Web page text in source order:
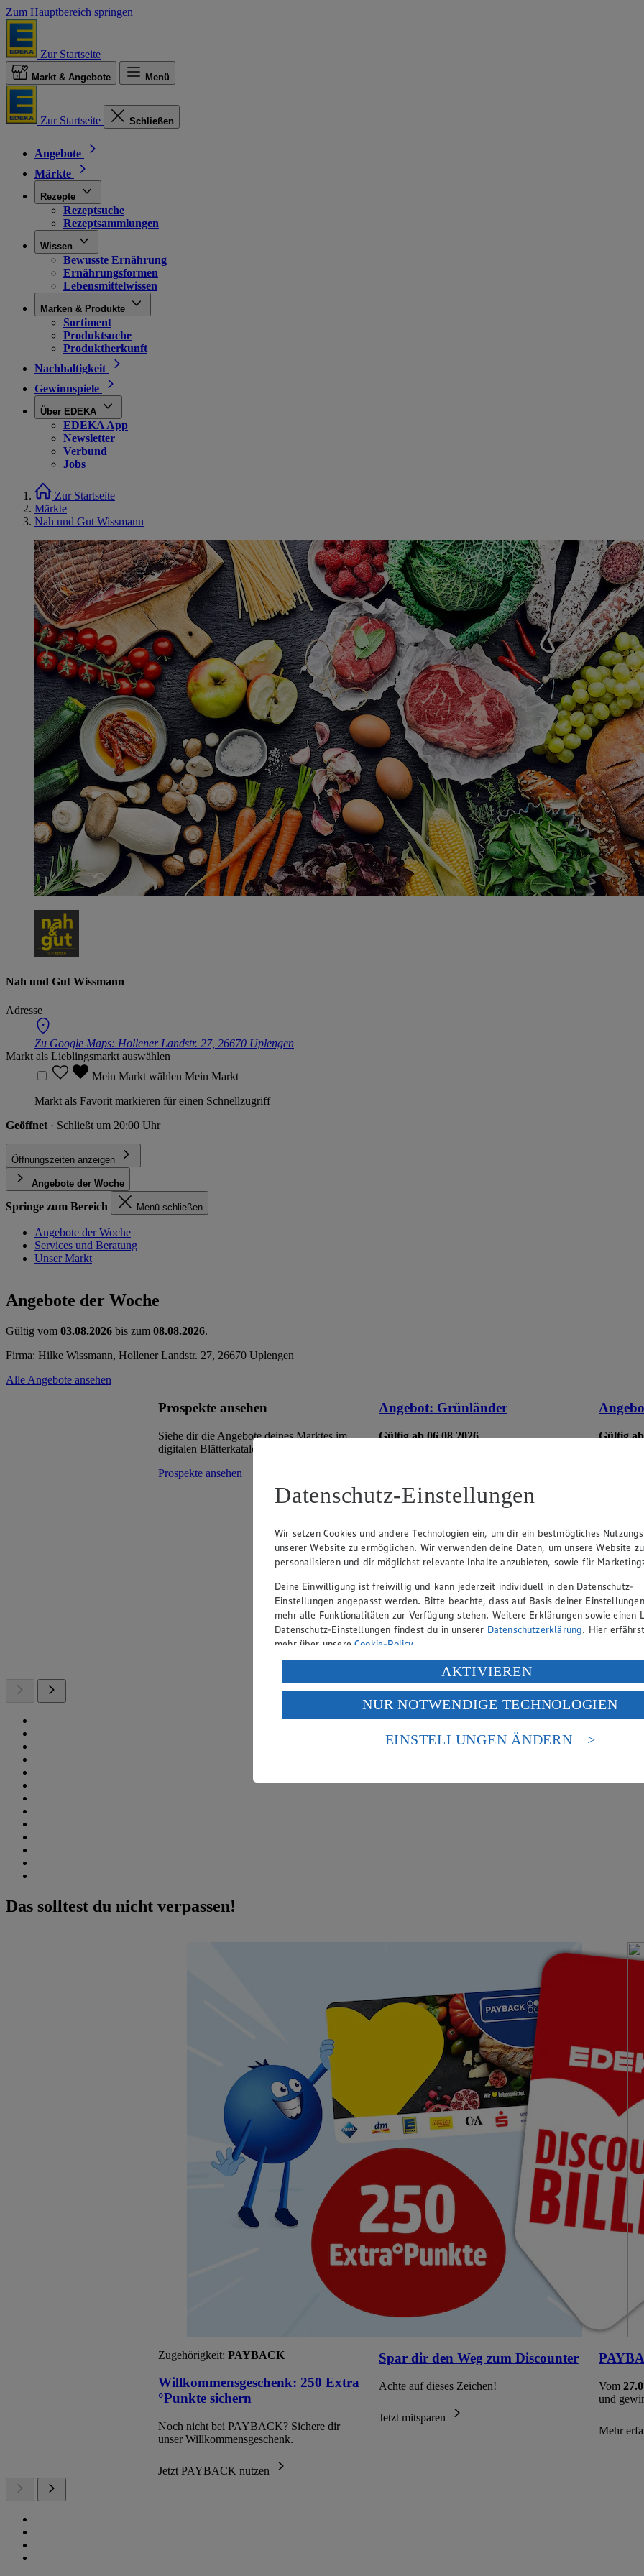
Zum Hauptbereich springen
Zur Startseite
Markt & Angebote Menü
Zur Startseite Schließen
Angebote
Märkte
Rezepte
Rezeptsuche
Rezeptsammlungen
Wissen
Bewusste Ernährung
Ernährungsformen
Lebensmittelwissen
Marken & Produkte
Sortiment
Produktsuche
Produktherkunft
Nachhaltigkeit
Gewinnspiele
Über EDEKA
EDEKA App
Newsletter
Verbund
Jobs
Zur Startseite
Märkte
Nah und Gut Wissmann
Nah und Gut Wissmann
Adresse
Zu Google Maps: Hollener Landstr. 27, 26670 Uplengen
Markt als Lieblingsmarkt auswählen
Mein Markt wählen Mein Markt
Markt als Favorit markieren für einen Schnellzugriff
Geöffnet · Schließt um 20:00 Uhr
Öffnungszeiten anzeigen
Angebote der Woche
Springe zum Bereich Menü schließen
Angebote der Woche
Services und Beratung
Unser Markt
Angebote der Woche
Gültig vom 03.08.2026 bis zum 08.08.2026.
Firma: Hilke Wissmann, Hollener Landstr. 27, 26670 Uplengen
Alle Angebote ansehen
Prospekte ansehen
Siehe dir die Angebote deines Marktes im
digitalen Blätterkatalog an.
Prospekte ansehen
Angebot: Grünländer
Gültig ab 06.08.2026
dt. Schnittkäse, in Würfeln oder Scheiben,
versch. Sorten und Fettstufen, 120/140g
Gültig
versch.
Das solltest du nicht verpassen!
Zugehörigkeit: PAYBACK
Willkommensgeschenk: 250 Extra
°Punkte sichern
Noch nicht bei PAYBACK? Sichere dir
unser Willkommensgeschenk.
Jetzt PAYBACK nutzen
Spar dir den Weg zum Discounter
Achte auf dieses Zeichen!
Jetzt mitsparen
Vom
und
Mehr
Datenschutz-Einstellungen
Wir setzen Cookies und andere Technologien ein, um dir ein bestmögliches
unserer Website zu ermöglichen. Wir verwenden deine Daten, um unsere Website zu
personalisieren und dir möglichst relevante Inhalte anzubieten, sowie für
Deine Einwilligung ist freiwillig und kann jederzeit individuell in den Datenschutz-
Einstellungen angepasst werden. Bitte beachte, dass auf Basis deiner
mehr alle Funktionalitäten zur Verfügung stehen. Weitere Erklärungen sowie einen
Datenschutz-Einstellungen findest du in unserer Datenschutzerklärung. Hier
mehr über unsereCookie-Policy.
Verarbeitung deiner personenbezogenen Daten in den USA durch Facebook und
Wenn du auf „Aktivieren“ klickst, willigst du im Sinne des Art. 49 Abs. 1 Satz 1 lit.
ein, dass deine Daten in den USA verarbeitet werden. Der EuGH sieht die USA als
einem nach europäischen Standards nicht angemessenen Datenschutzniveau an. Es
Risiko eines Zugriffs durch US-amerikanische Behörden.
AKTIVIEREN
NUR NOTWENDIGE TECHNOLOGIEN
EINSTELLUNGEN ÄNDERN